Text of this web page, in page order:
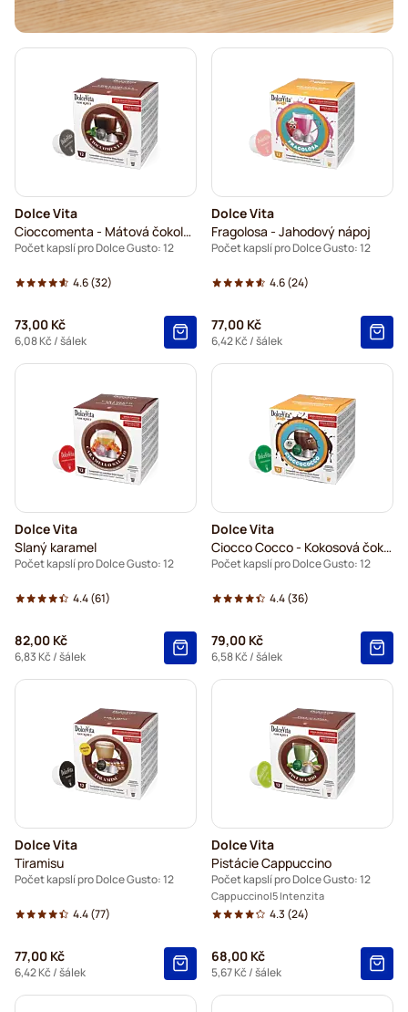
Dolce Vita
Cioccomenta - Mátová čokoláda
Počet kapslí pro Dolce Gusto: 12
4.6(32)
73,00 Kč
6,08 Kč / šálek
Dolce Vita
Fragolosa - Jahodový nápoj
Počet kapslí pro Dolce Gusto: 12
4.6(24)
77,00 Kč
6,42 Kč / šálek
Dolce Vita
Slaný karamel
Počet kapslí pro Dolce Gusto: 12
4.4(61)
82,00 Kč
6,83 Kč / šálek
Dolce Vita
Ciocco Cocco - Kokosová čokoláda
Počet kapslí pro Dolce Gusto: 12
4.4(36)
79,00 Kč
6,58 Kč / šálek
Starbucks® kapsle pro Dolce Gusto
Kaffekapslen kávové kapsle pro Dolce Gusto
Starbucks® Grande kávové kapsle pro Dolce Gusto
Dolce Vita
Tiramisu
Počet kapslí pro Dolce Gusto: 12
4.4(77)
77,00 Kč
6,42 Kč / šálek
Dolce Vita
Pistácie Cappuccino
Počet kapslí pro Dolce Gusto: 12
Cappuccino 5 Intenzita
4.3 (24)
68,00 Kč
5,67 Kč / šálek